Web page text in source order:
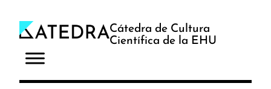
contenido
Cátedra de Cultura
Científica de la EHU